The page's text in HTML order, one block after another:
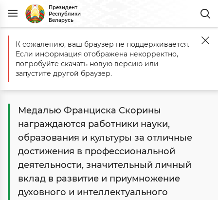
Президент
Республики
Беларусь
Главная Государство Государственные награды и премии
Медаль Франциска Скорины
Медалью Франциска Скорины
награждаются работники науки,
образования и культуры за отличные
достижения в профессиональной
деятельности, значительный личный
вклад в развитие и приумножение
духовного и интеллектуального
К сожалению, ваш браузер не поддерживается.
Если информация отображена некорректно,
попробуйте скачать новую версию или
запустите другой браузер.